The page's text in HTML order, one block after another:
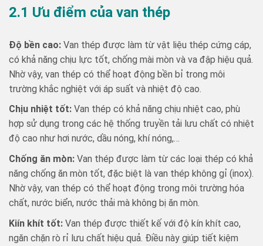
2.1 Ưu điểm của van thép
Độ bền cao: Van thép được làm từ vật liệu thép cứng cáp,
có khả năng chịu lực tốt, chống mài mòn và va đập hiệu quả.
Nhờ vậy, van thép có thể hoạt động bền bỉ trong môi
trường khắc nghiệt với áp suất và nhiệt độ cao.
Chịu nhiệt tốt: Van thép có khả năng chịu nhiệt cao, phù
hợp sử dụng trong các hệ thống truyền tải lưu chất có nhiệt
độ cao như hơi nước, dầu nóng, khí nóng,…
Chống ăn mòn: Van thép được làm từ các loại thép có khả
năng chống ăn mòn tốt, đặc biệt là van thép không gỉ (inox).
Nhờ vậy, van thép có thể hoạt động trong môi trường hóa
chất, nước biển, nước thải mà không bị ăn mòn.
Kiín khít tốt: Van thép được thiết kế với độ kín khít cao,
ngăn chặn rò rỉ lưu chất hiệu quả. Điều này giúp tiết kiệm